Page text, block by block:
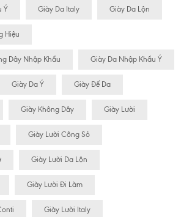
Ý Giày Da Italy Giày Da Lộn
Hiệu
Dây Nhập Khẩu Giày Da Nhập Khẩu Ý
Giày Da Ý Giày Đế Da
Giày Không Dây Giày Lười
Giày Lười Công Sỏ
Giày Lười Da Lộn
Giày Lười Đi Làm
Giày Lười Italy